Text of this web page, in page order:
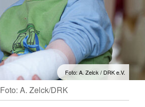
Foto: A. Zelck / DRK e.V.
Foto: A. Zelck/DRK